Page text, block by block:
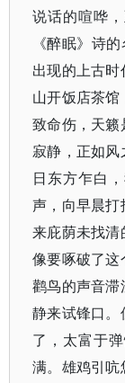
说话的喧哗
《醉眠》诗
出现的上古
山开饭店茶
致命伤，天
寂静，正如
日东方乍白
声，向早晨打
来庇荫未找
像要啄破了
鹳鸟的声音
静来试锋口
了，太富于
满。雄鸡引